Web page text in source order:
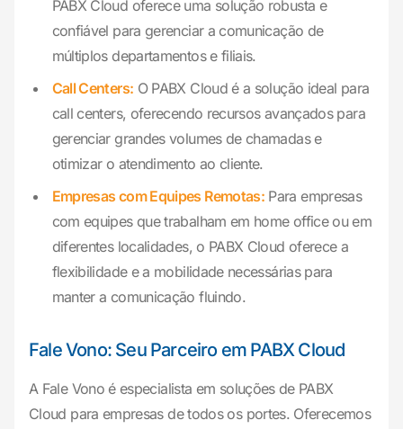
PABX Cloud oferece uma solução robusta e
confiável para gerenciar a comunicação de
múltiplos departamentos e filiais.
Call Centers: O PABX Cloud é a solução ideal para
call centers, oferecendo recursos avançados para
gerenciar grandes volumes de chamadas e
otimizar o atendimento ao cliente.
Empresas com Equipes Remotas: Para empresas
com equipes que trabalham em home office ou em
diferentes localidades, o PABX Cloud oferece a
flexibilidade e a mobilidade necessárias para
manter a comunicação fluindo.
Fale Vono: Seu Parceiro em PABX Cloud
A Fale Vono é especialista em soluções de PABX
Cloud para empresas de todos os portes. Oferecemos